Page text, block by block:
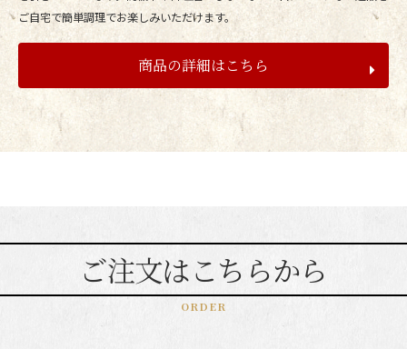
ご自宅で簡単調理でお楽しみいただけます。
商品の詳細はこちら
ご注文はこちらから
ORDER